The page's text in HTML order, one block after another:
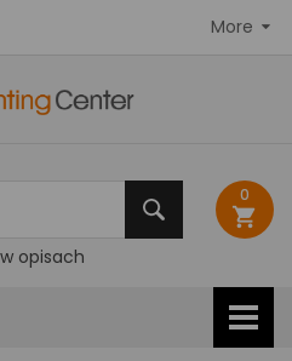
opisach
0
shopping_cart
More